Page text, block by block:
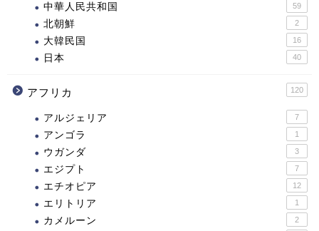
中華人民共和国 59
北朝鮮 2
大韓民国 16
日本 40
アフリカ 120
アルジェリア 7
アンゴラ 1
ウガンダ 3
エジプト 7
エチオピア 12
エリトリア 1
カメルーン 2